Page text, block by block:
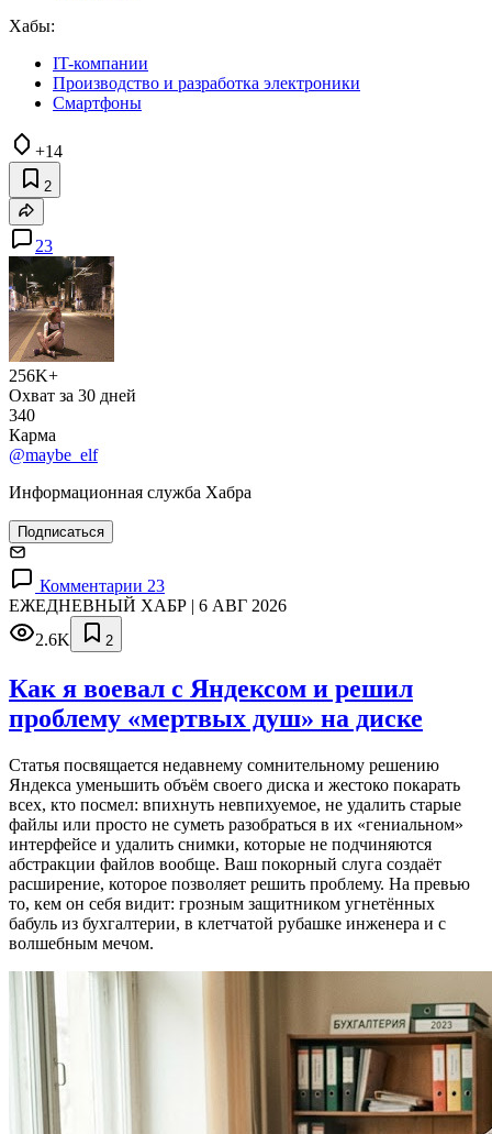
Хабы:
IT-компании
Производство и разработка электроники
Смартфоны
+14
2
23
256K+
Охват за 30 дней
340
Карма
@maybe_elf
Информационная служба Хабра
Подписаться
Комментарии 23
ЕЖЕДНЕВНЫЙ ХАБР | 6 АВГ 2026
2.6K
2
Как я воевал с Яндексом и решил
проблему «мертвых душ» на диске
Статья посвящается недавнему сомнительному решению
Яндекса уменьшить объём своего диска и жестоко покарать
всех, кто посмел: впихнуть невпихуемое, не удалить старые
файлы или просто не суметь разобраться в их «гениальном»
интерфейсе и удалить снимки, которые не подчиняются
абстракции файлов вообще. Ваш покорный слуга создаёт
расширение, которое позволяет решить проблему. На превью
то, кем он себя видит: грозным защитником угнетённых
бабуль из бухгалтерии, в клетчатой рубашке инженера и с
волшебным мечом.